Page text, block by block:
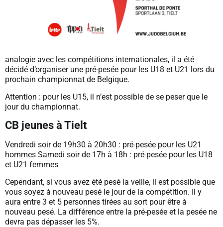
analogie avec les compétitions internationales, il a été
décidé d’organiser une pré-pesée pour les U18 et U21 lors du
prochain championnat de Belgique.
Attention : pour les U15, il n’est possible de se peser que le
jour du championnat.
CB jeunes à Tielt
Vendredi soir de 19h30 à 20h30 : pré-pesée pour les U21
hommes Samedi soir de 17h à 18h : pré-pesée pour les U18
et U21 femmes
Cependant, si vous avez été pesé la veille, il est possible que
vous soyez à nouveau pesé le jour de la compétition. Il y
aura entre 3 et 5 personnes tirées au sort pour être à
nouveau pesé. La différence entre la pré-pesée et la pesée ne
devra pas dépasser les 5%.